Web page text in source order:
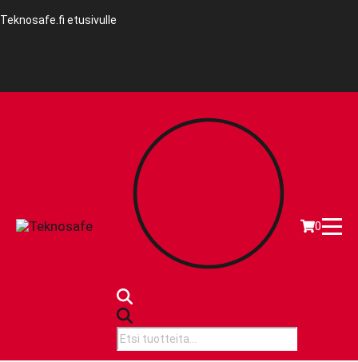
Teknosafe.fi etusivulle
search
0